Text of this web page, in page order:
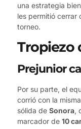
una estrategia
les permitió cerrar
torneo.
Tropiezo
Prejunior
Por su parte, el
corrió con la
sólida de Sonora,
marcador de 10